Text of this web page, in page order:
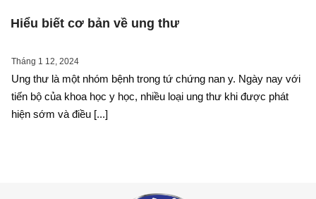
Hiểu biết cơ bản về ung thư
Tháng 1 12, 2024
Ung thư là một nhóm bệnh trong tứ chứng nan y. Ngày nay với
tiến bộ của khoa học y học, nhiều loại ung thư khi được phát
hiện sớm và điều [...]